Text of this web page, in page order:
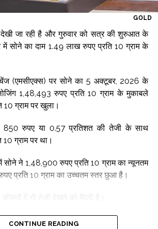
बढ़ा, जिससे हैवीवेट, बैंकिंग और एनर्जी शेयरों में
आने वाली तिमाहियों में बेहतर कमाई की उम्मीद
की कीमतों में नरमी से महंगाई का दबाव कम हो
में मदद मिल सकती है।
हुई सोच के बीच, ओ2सी-आधारित कारोबार के लंबे
के बाद अब इसमें ‘बार्गेन बाइंग’ (कम कीमत पर
है, क्योंकि बाजार एनर्जी, टेलीकॉम, रिटेल और अन्य
अवधि की वैल्यू का फिर से आकलन कर रहे हैं।
आईटी, रियल्टी और सीमेंट जैसे कई क्षेत्रों में
बुकिंग) देखी गई, लेकिन स्मॉल-कैप शेयरों में तेजी के
बना रहा।
GOLD
देखी जा रही है और गुरुवार को सत्र की शुरुआत के
में सोने का दाम 1.49 लाख रुपए प्रति 10 ग्राम के
(एमसीएक्स) पर सोने का 5 अक्टूबर, 2026 के
1,48,493 रुपए प्रति 10 ग्राम के मुकाबले
ग्राम पर खुला।
850 रुपए या 0.57 प्रतिशत की तेजी के साथ
ग्राम पर था।
सोने ने 1,48,900 रुपए प्रति 10 ग्राम का न्यूनतम
प्रति 10 ग्राम का उच्चतम स्तर छुआ है।
2026 का कॉन्ट्रैक्ट पिछली क्लोजिंग 2,27,584
CONTINUE READING